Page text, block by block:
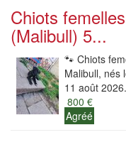
Chiots
(Malibull) 5...
🐾 Chiots
Malibull, nés
11 août 2026.
800 €
Agréé